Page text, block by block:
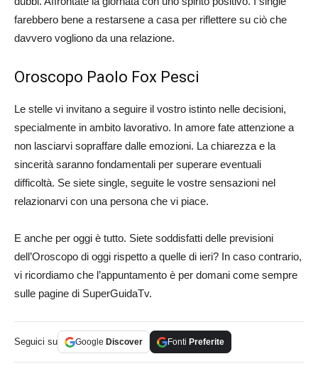
farebbero bene a restarsene a casa per riflettere su ciò che
davvero vogliono da una relazione.
Oroscopo Paolo Fox Pesci
Le stelle vi invitano a seguire il vostro istinto nelle decisioni,
specialmente in ambito lavorativo. In amore fate attenzione a
non lasciarvi sopraffare dalle emozioni. La chiarezza e la
sincerità saranno fondamentali per superare eventuali
difficoltà. Se siete single, seguite le vostre sensazioni nel
relazionarvi con una persona che vi piace.
E anche per oggi è tutto. Siete soddisfatti delle previsioni
dell’Oroscopo di oggi rispetto a quelle di ieri? In caso contrario,
vi ricordiamo che l’appuntamento è per domani come sempre
sulle pagine di SuperGuidaTv.
Seguici su Google Discover Fonti Preferite